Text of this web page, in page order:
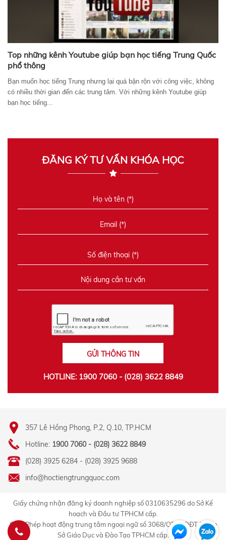
Top những kênh Youtube giúp bạn học tiếng Trung Quốc
phổ thông
Bạn muốn học tiếng Trung nhưng lại quá bận rộn với công việc, không
có nhiều thời gian đến các trung tâm. Với những kênh Youtube giúp
bạn học tiếng...
ĐĂNG KÝ TƯ VẤN KHÓA HỌC
GỬI THÔNG TIN
HOTLINE: 1900 7060 - (028) 3622 8849
357 Lê Hồng Phong, P.2, Q.10, TP.HCM
Hotline: 1900 7060 - (028) 3622 8849
(028) 3925 6284 - (028) 3925 9688
info@hoctiengtrungquoc.com
Giấy chứng nhận đăng ký doanh nghiệp số 0310635296 do Sở Kế
hoạch và Đầu tư TPHCM cấp.
Giấy Phép hoạt động trung tâm ngoại ngữ số 3068/QĐ-GDĐT-TC do
Sở Giáo Dục và Đào Tạo TPHCM cấp.